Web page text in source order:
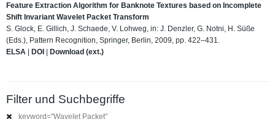
Feature Extraction Algorithm for Banknote Textures based on Incomplete
Shift Invariant Wavelet Packet Transform
S. Glock, E. Gillich, J. Schaede, V. Lohweg, in: J. Denzler, G. Notni, H. Süße
(Eds.), Pattern Recognition, Springer, Berlin, 2009, pp. 422–431.
ELSA | DOI | Download (ext.)
Filter und Suchbegriffe
keyword="Wavelet Packet"